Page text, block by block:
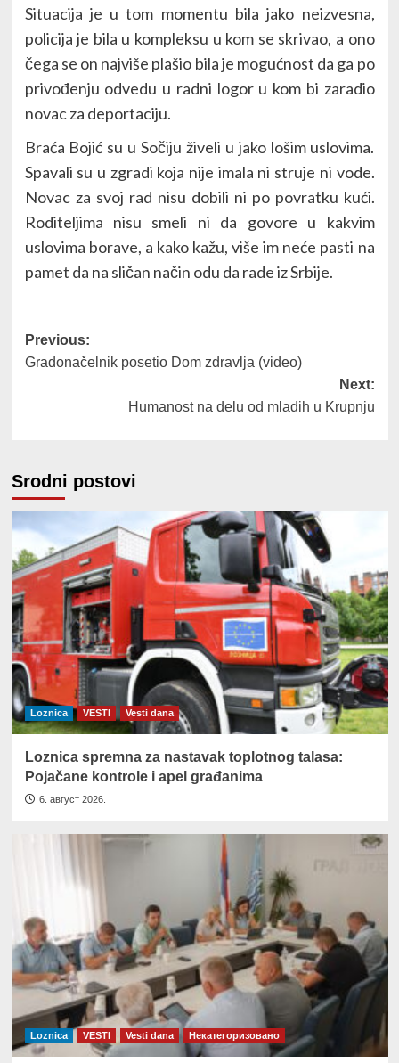
Situacija je u tom momentu bila jako neizvesna,
policija je bila u kompleksu u kom se skrivao, a ono
čega se on najviše plašio bila je mogućnost da ga po
privođenju odvedu u radni logor u kom bi zaradio
novac za deportaciju.
Braća Bojić su u Sočiju živeli u jako lošim uslovima.
Spavali su u zgradi koja nije imala ni struje ni vode.
Novac za svoj rad nisu dobili ni po povratku kući.
Roditeljima nisu smeli ni da govore u kakvim
uslovima borave, a kako kažu, više im neće pasti na
pamet da na sličan način odu da rade iz Srbije.
Post
navigation
Previous:
Gradonačelnik posetio Dom zdravlja (video)
Next:
Humanost na delu od mladih u Krupnju
Srodni postovi
Loznica VESTI Vesti dana
Loznica spremna za nastavak toplotnog talasa:
Pojačane kontrole i apel građanima
6. август 2026.
Loznica VESTI Vesti dana Некатегоризовано